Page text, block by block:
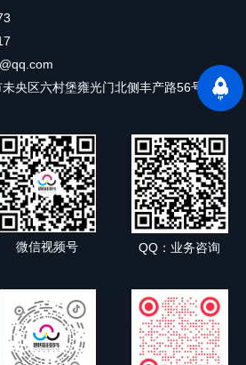
央区六村堡雍光门北侧丰产路56号
微信视频号 QQ：业务咨询